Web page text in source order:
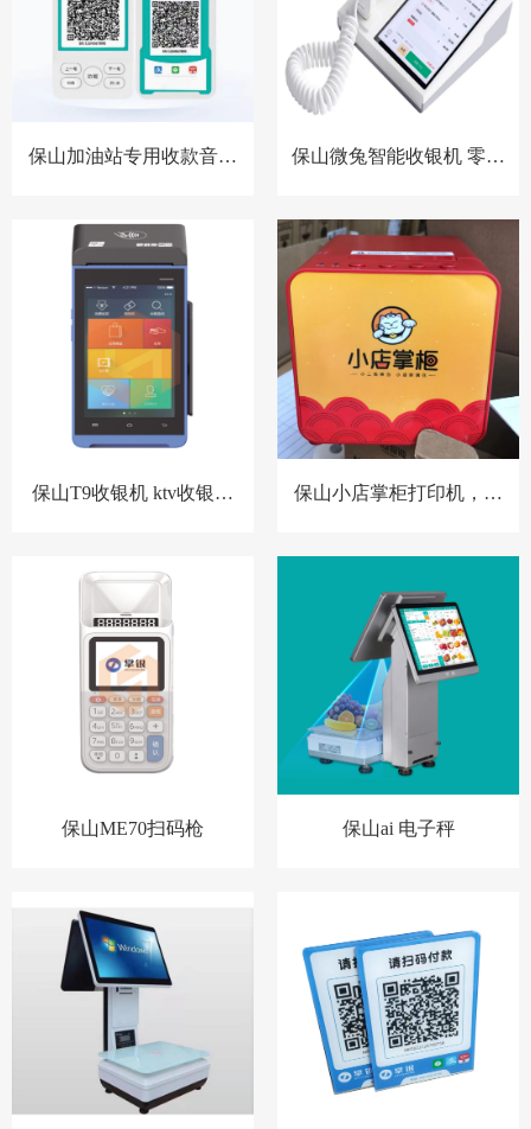
保山加油站专用收款音箱
保山微兔智能收银机 零售
保山T9收银机 ktv收银系
保山小店掌柜打印机，扫
保山ME70扫码枪 保山ai 电子秤